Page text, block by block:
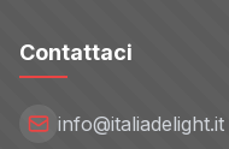
Contattaci
info@italiadelight.it